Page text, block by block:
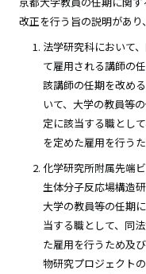
改正を行う旨の説明があり
法学研究科において
て雇用される講師の
該講師の任期を改め
いて、大学の教員等
定に該当する職とし
を定めた雇用を行う
化学研究所附属先端
生体分子反応場構造
大学の教員等の任期
当する職として、同
た雇用を行うため及
物研究プロジェクト